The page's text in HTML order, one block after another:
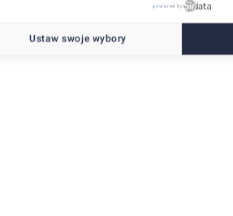
powered by
Ustaw swoje wybory